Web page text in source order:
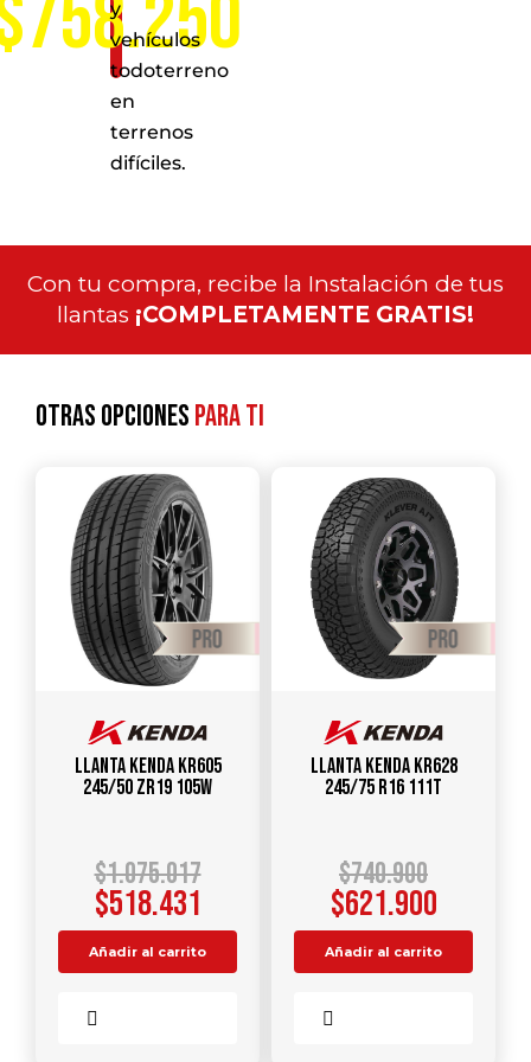
y
vehículos
todoterreno
en
terrenos
difíciles.
Con tu compra, recibe la Instalación de tus
llantas ¡COMPLETAMENTE GRATIS!
Otras opcionespara ti
Llanta KENDA KR605
245/50 ZR19 105W
$1.075.017
$518.431
Añadir al carrito
Llanta KENDA KR628
245/75 R16 111T
$740.900
$621.900
Añadir al carrito